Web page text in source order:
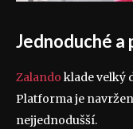
Jednoduché a
Zalando klade velký
Platforma je
nejjednodušší.